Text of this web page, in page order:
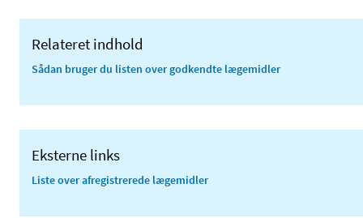
Relateret indhold
Sådan bruger du listen over godkendte lægemidler
Eksterne links
Liste over afregistrerede lægemidler